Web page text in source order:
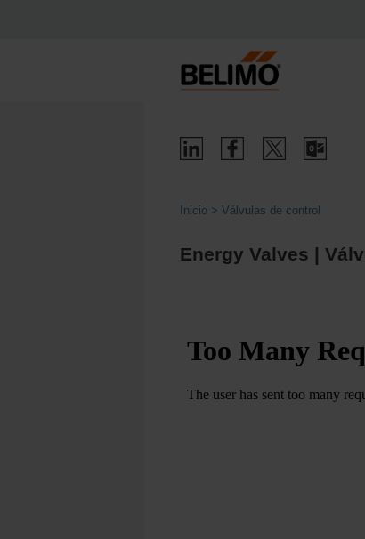
Inicio Válvulas de control
Energy Valves |